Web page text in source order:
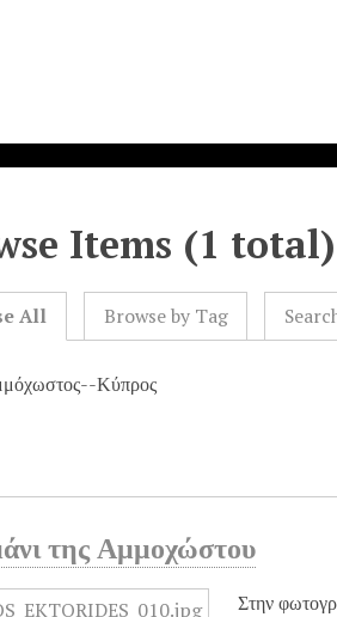
Items (1 total)
All Browse by Tag
Κύπρος
της Αμμοχώστου
Στην